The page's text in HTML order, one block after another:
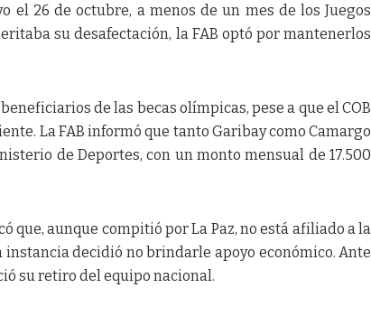
el 26 de octubre, a menos de un mes de los Juegos
su desafectación, la FAB optó por mantenerlos
de las becas olímpicas, pese a que el COB
La FAB informó que tanto Garibay como Camargo
de Deportes, con un monto mensual de 17.500
que, aunque compitió por La Paz, no está afiliado a la
instancia decidió no brindarle apoyo económico. Ante
su retiro del equipo nacional.